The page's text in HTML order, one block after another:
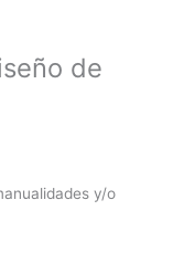
de
y/o